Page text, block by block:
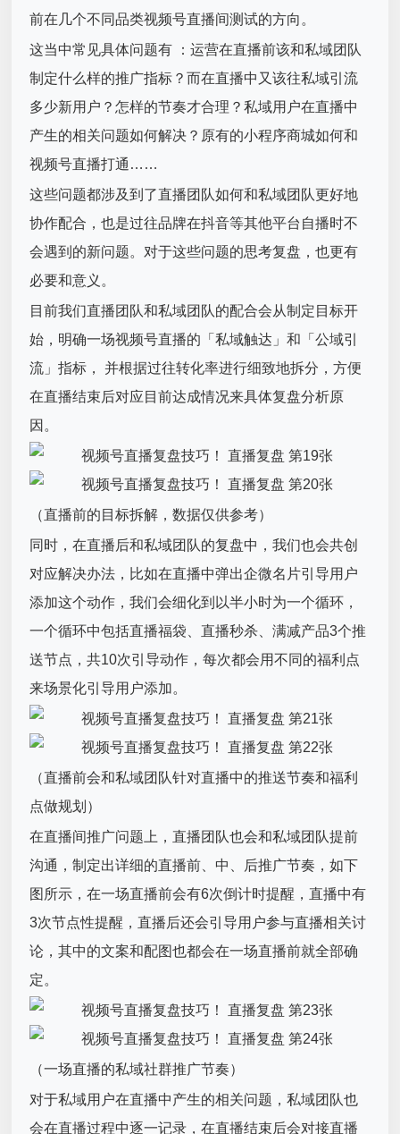
前在几个不同品类视频号直播间测试的方向。
这当中常见具体问题有 ：运营在直播前该和私域团队
制定什么样的推广指标？而在直播中又该往私域引流
多少新用户？怎样的节奏才合理？私域用户在直播中
产生的相关问题如何解决？原有的小程序商城如何和
视频号直播打通……
这些问题都涉及到了直播团队如何和私域团队更好地
协作配合，也是过往品牌在抖音等其他平台自播时不
会遇到的新问题。对于这些问题的思考复盘，也更有
必要和意义。
目前我们直播团队和私域团队的配合会从制定目标开
始，明确一场视频号直播的「私域触达‍‍‍‍‍‍‍‍‍‍‍‍‍‍‍‍‍‍‍」和「公域引
流」指标， 并根据过往转化率进行细致地拆分，方便
在直播结束后对应目前达成情况来具体复盘分析原
因。
（直播前的目标拆解，数据仅供参考）
同时，在直播后和私域团队的复盘中，我们也会共创
对应解决办法，比如在直播中弹出企微名片引导用户
添加这个动作，我们会细化到以半小时为一个循环，
一个循环中包括直播福袋、直播秒杀、满减产品3个推
送节点，共10次引导动作，每次都会用不同的福利点
来场景化引导用户添加。
（直播前会和私域团队针对直播中的推送节奏和福利
点做规划）
在直播间推广问题上，直播团队也会和私域团队提前
沟通，制定出详细的直播前、中、后推广节奏，如下
图所示，在一场直播前会有6次倒计时提醒，直播中有
3次节点性提醒，直播后还会引导用户参与直播相关讨
论，其中的文案和配图也都会在一场直播前就全部确
定。
（一场直播的私域社群推广节奏）
对于私域用户在直播中产生的相关问题，私域团队也
会在直播过程中逐一记录，在直播结束后会对接直播